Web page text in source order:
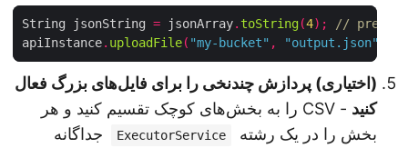
String jsonString jsonArray.toString(4 );
// pretty
apiInstance.uploadFile ("my-bucket" "output.json"
(اختیاری) پردازش چندنخی را برای فایل‌های بزرگ فعال
کنید
- CSV را به بخش‌های کوچک تقسیم کنید و هر
بخش را در یک رشته
ExecutorService
جداگانه